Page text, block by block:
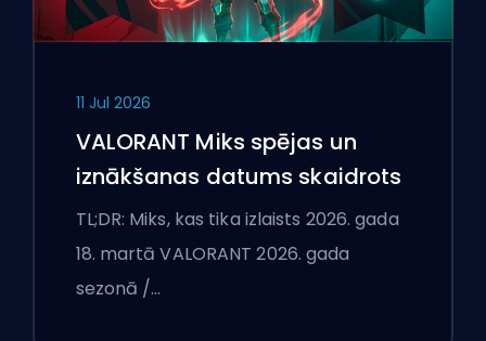
11 Jul 2026
VALORANT Miks spējas un
iznākšanas datums skaidrots
TL;DR: Miks, kas tika izlaists 2026. gada
18. martā VALORANT 2026. gada
sezonā /…